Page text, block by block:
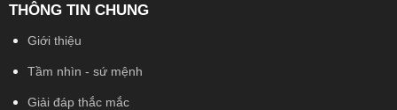
THÔNG TIN CHUNG
Giới thiệu
Tầm nhìn - sứ mệnh
Giải đáp thắc mắc